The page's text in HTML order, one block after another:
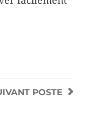
POSTE